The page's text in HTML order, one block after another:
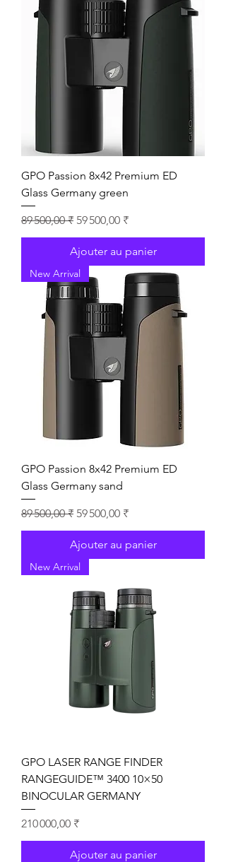
GPO Passion 8x42 Premium ED
Glass Germany green
Prix original
89 500,00 ₹ Prix promotionnel
59 500,00 ₹
Ajouter au panier
New Arrival
GPO Passion 8x42 Premium ED
Glass Germany sand
Prix original
89 500,00 ₹ Prix promotionnel
59 500,00 ₹
Ajouter au panier
New Arrival
GPO LASER RANGE FINDER
RANGEGUIDE™ 3400 10×50
BINOCULAR GERMANY
Prix
210 000,00 ₹
Ajouter au panier